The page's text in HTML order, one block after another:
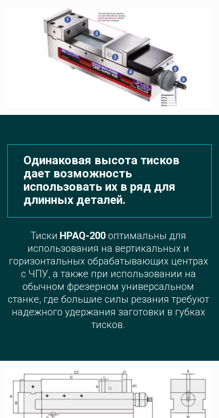
Одинаковая высота тисков
дает возможность
использовать их в ряд для
длинных деталей.
Тиски HPAQ-200 оптимальны для
использования на вертикальных и
горизонтальных обрабатывающих центрах
с ЧПУ, а также при использовании на
обычном фрезерном универсальном
станке, где большие силы резания требуют
надежного удержания заготовки в губках
тисков.